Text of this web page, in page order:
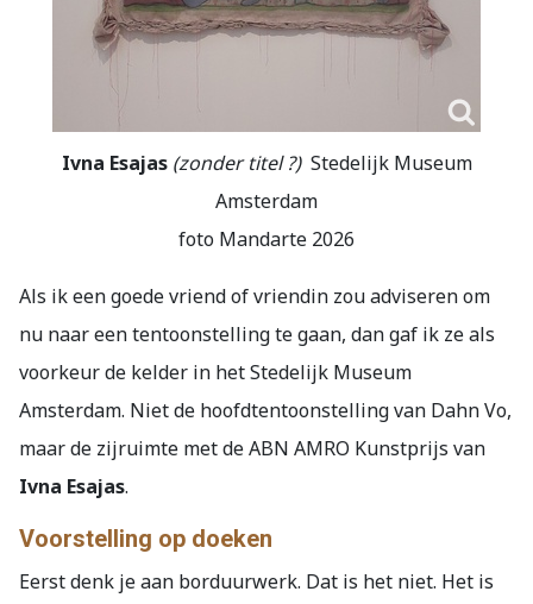
Ivna Esajas (zonder titel ?) Stedelijk Museum
Amsterdam
foto Mandarte 2026
Als ik een goede vriend of vriendin zou adviseren om
nu naar een tentoonstelling te gaan, dan gaf ik ze als
voorkeur de kelder in het Stedelijk Museum
Amsterdam. Niet de hoofdtentoonstelling van Dahn Vo,
maar de zijruimte met de ABN AMRO Kunstprijs van
Ivna Esajas.
Voorstelling op doeken
Eerst denk je aan borduurwerk. Dat is het niet. Het is